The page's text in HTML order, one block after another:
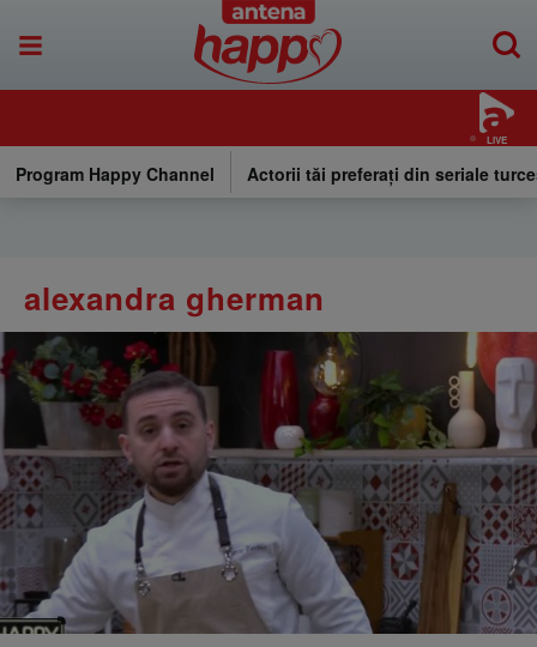
LIVE
Program Happy Channel Actorii tăi preferați din seriale
alexandra gherman